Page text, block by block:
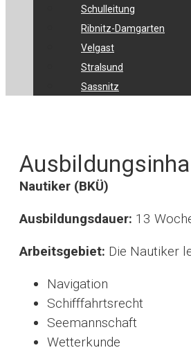
Schulleitung
Ribnitz-Damgarten
Velgast
Stralsund
Sassnitz
Nautiker (BKÜ)
Ausbildungsdauer: 13
Arbeitsgebiet: Die Nautiker
Navigation
Schifffahrtsrecht
Seemannschaft
Wetterkunde